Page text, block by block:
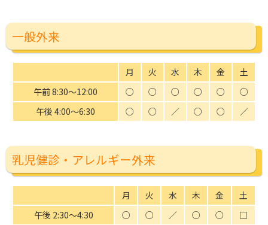
一般外来
月 火 水 木 金
土
午前 8:30〜12:00
○ ○ ○ ○ ○
○
午後 4:00〜6:30
○ ○ ／ ○ ○ ／
乳児健診・アレルギー外来
月 火 水 木 金
土
午後 2:30〜4:30
○ ○ ／ ○ ○
□